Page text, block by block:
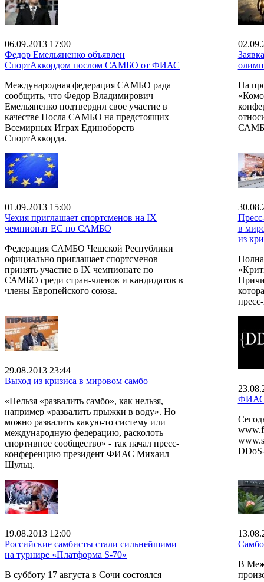
06.09.2013 17:00
Федор Емельяненко объявлен
СпортАккордом послом САМБО от ФИАС
Международная федерация САМБО рада
сообщить, что Федор Владимирович
Емельяненко подтвердил свое участие в
качестве Посла САМБО на предстоящих
Всемирных Играх Единоборств
СпортАккорда.
На
01.09.2013 15:00
Чехия приглашает спортсменов на IX
чемпионат ЕС по САМБО
Федерация САМБО Чешской Республики
официально приглашает спортсменов
принять участие в IX чемпионате по
САМБО среди стран-членов и кандидатов в
члены Европейского союза.
в
из
29.08.2013 23:44
Выход из кризиса в мировом самбо
«Нельзя «развалить самбо», как нельзя,
например «развалить прыжки в воду». Но
можно развалить какую-то систему или
международную федерацию, расколоть
спортивное сообщество» - так начал пресс-
конференцию президент ФИАС Михаил
Шульц.
ФИАС
19.08.2013 12:00
Российские самбисты стали сильнейшими
на турнире «Платформа S-70»
В субботу 17 августа в Сочи состоялся
В